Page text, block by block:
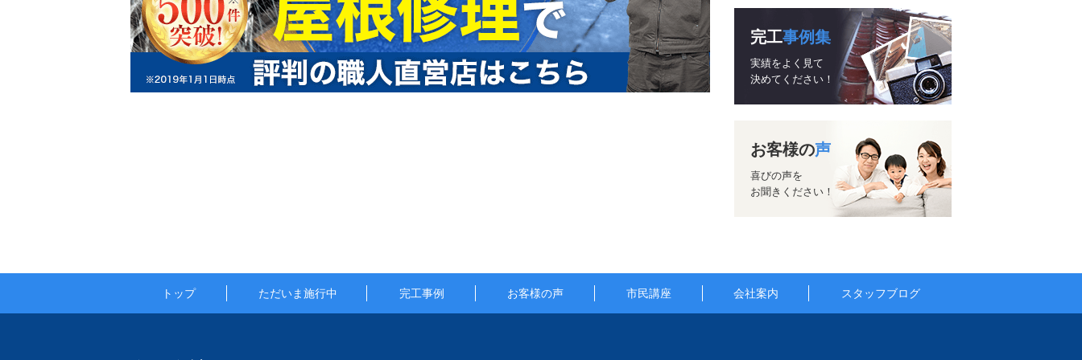
完工事例集
実績をよく見て
決めてください！
お客様の声
喜びの声を
お聞きください！
トップ ただいま施行中 完工事例 お客様の声 市民講座 会社案内 スタッフブログ